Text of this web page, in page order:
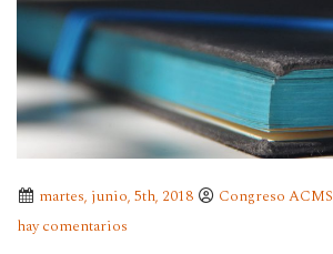
martes, junio, 5th, 2018 Congreso ACMS
hay comentarios